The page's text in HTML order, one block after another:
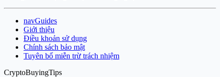
navGuides
Giới thiệu
Điều khoản sử dụng
Chính sách bảo mật
Tuyên bố miễn trừ trách nhiệm
CryptoBuyingTips